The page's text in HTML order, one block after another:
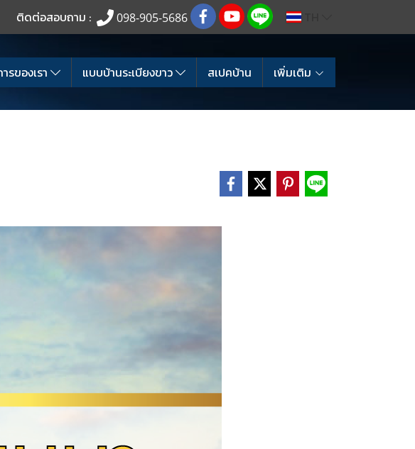
ติดต่อสอบถาม : 098-905-5686
รของเรา แบบบ้านระเบียงขาว สเปคบ้าน เพิ่มเติม